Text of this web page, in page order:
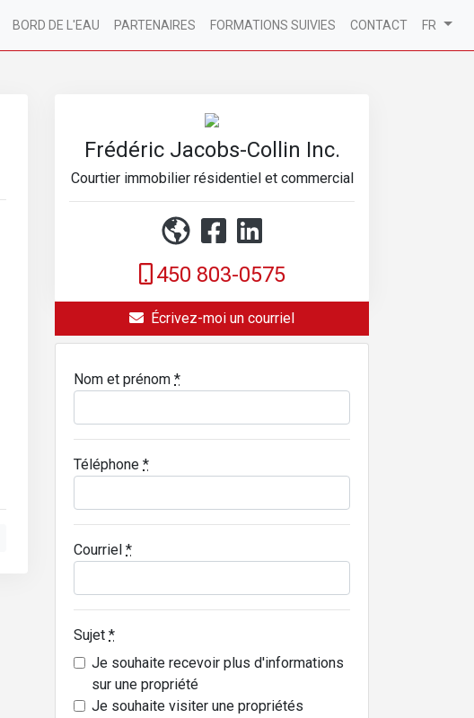
BORD DE L'EAU PARTENAIRES FORMATIONS SUIVIES CONTACT FR
Frédéric Jacobs-Collin Inc.
Courtier immobilier résidentiel et commercial
450 803-0575
Écrivez-moi un courriel
Nom et prénom *
Téléphone *
Courriel *
Sujet *
Je souhaite recevoir plus d'informations
sur une propriété
Je souhaite visiter une propriétés